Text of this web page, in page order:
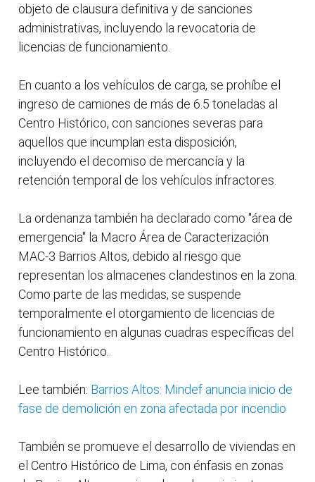
objeto de clausura definitiva y de sanciones
administrativas, incluyendo la revocatoria de
licencias de funcionamiento.
En cuanto a los vehículos de carga, se prohíbe el
ingreso de camiones de más de 6.5 toneladas al
Centro Histórico, con sanciones severas para
aquellos que incumplan esta disposición,
incluyendo el decomiso de mercancía y la
retención temporal de los vehículos infractores.
La ordenanza también ha declarado como "área de
emergencia" la Macro Área de Caracterización
MAC-3 Barrios Altos, debido al riesgo que
representan los almacenes clandestinos en la zona.
Como parte de las medidas, se suspende
temporalmente el otorgamiento de licencias de
funcionamiento en algunas cuadras específicas del
Centro Histórico.
Lee también: Barrios Altos: Mindef anuncia inicio de
fase de demolición en zona afectada por incendio
También se promueve el desarrollo de viviendas en
el Centro Histórico de Lima, con énfasis en zonas